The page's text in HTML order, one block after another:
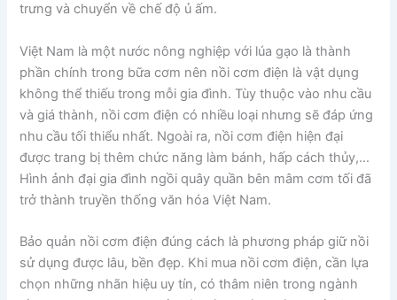
trưng và chuyển về chế độ ủ ấm.
Việt Nam là một nước nông nghiệp với lúa gạo là thành
phần chính trong bữa cơm nên nồi cơm điện là vật dụng
không thể thiếu trong mỗi gia đình. Tùy thuộc vào nhu cầu
và giá thành, nồi cơm điện có nhiều loại nhưng sẽ đáp ứng
nhu cầu tối thiểu nhất. Ngoài ra, nồi cơm điện hiện đại
được trang bị thêm chức năng làm bánh, hấp cách thủy,…
Hình ảnh đại gia đình ngồi quây quần bên mâm cơm tối đã
trở thành truyền thống văn hóa Việt Nam.
Bảo quản nồi cơm điện đúng cách là phương pháp giữ nồi
sử dụng được lâu, bền đẹp. Khi mua nồi cơm điện, cần lựa
chọn những nhãn hiệu uy tín, có thâm niên trong ngành